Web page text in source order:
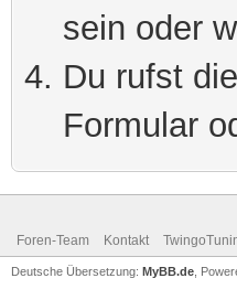
sein oder
Du rufst
Formular
Foren-Team Kontakt
Deutsche Übersetzung: MyBB.de ,